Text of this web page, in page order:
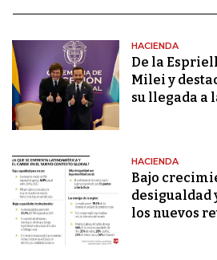
HACIENDA
De la
Milei y
su llegada a
HACIENDA
Bajo
desigualdad
los nuevos